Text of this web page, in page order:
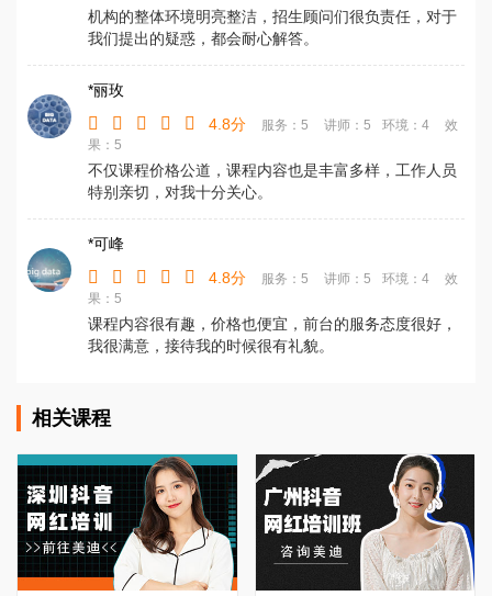
机构的整体环境明亮整洁，招生顾问们很负责任，对于
我们提出的疑惑，都会耐心解答。
*丽玫
4.8分
服务：5 讲师：5 环境：4
效
果：5
不仅课程价格公道，课程内容也是丰富多样，工作人员
特别亲切，对我十分关心。
*可峰
4.8分
服务：5 讲师：5 环境：4
效
果：5
课程内容很有趣，价格也便宜，前台的服务态度很好，
我很满意，接待我的时候很有礼貌。
相关课程